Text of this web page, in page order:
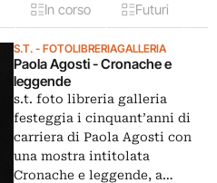
In corso Futuri
S.T. - FOTOLIBRERIAGALLERIA
Paola Agosti - Cronache e
leggende
s.t. foto libreria galleria
festeggia i cinquant’anni di
carriera di Paola Agosti con
una mostra intitolata
Cronache e leggende, a…